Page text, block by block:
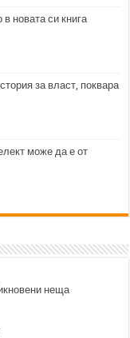
новата си книга
за власт, поквара
може да е от
неща